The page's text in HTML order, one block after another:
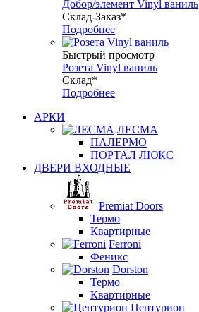
Добор/элемент Vinyl ваниль
Склад-Заказ*
Подробнее
Быстрый просмотр
Розета Vinyl ваниль
Склад*
Подробнее
АРКИ
ЛЕСМА
ПАЛЕРМО
ПОРТАЛ ЛЮКС
ДВЕРИ ВХОДНЫЕ
Premiat Doors
Термо
Квартирные
Ferroni
Феникс
Dorston
Термо
Квартирные
Центурион